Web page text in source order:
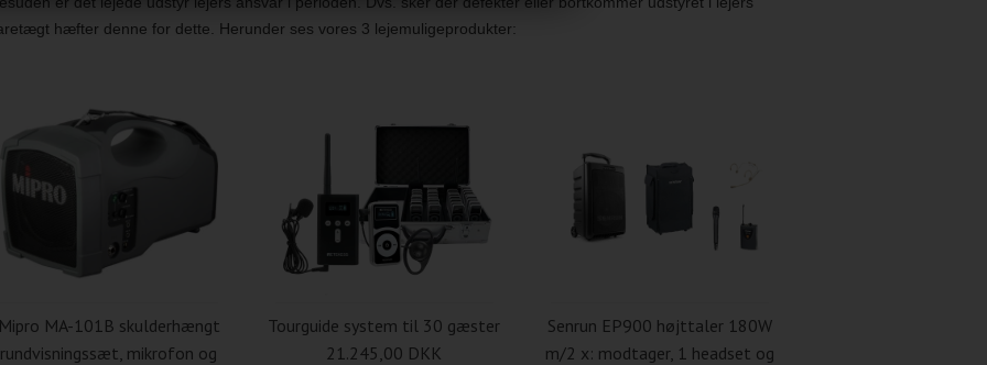
hæfter denne for dette. Herunder ses vores 3 lejemuligeprodukter:
MA-101B skulderhængt
rundvisningssæt, mikrofon og
Tourguide system til 30 gæster
21.245,00 DKK
Senrun EP900 højttaler 180W
m/2 x: modtager, 1 headset og